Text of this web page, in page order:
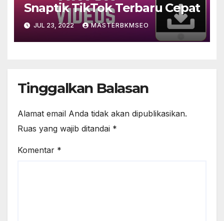
Snaptik TikTok Terbaru Cepat
JUL 23, 2022 MASTERBKMSEO
Tinggalkan Balasan
Alamat email Anda tidak akan dipublikasikan.
Ruas yang wajib ditandai *
Komentar *